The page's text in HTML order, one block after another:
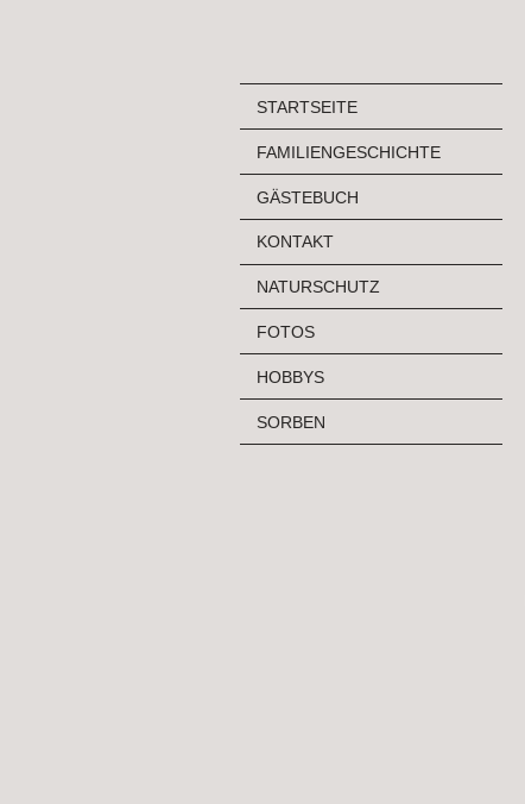
STARTSEITE
FAMILIENGESCHICHTE
GÄSTEBUCH
KONTAKT
NATURSCHUTZ
FOTOS
HOBBYS
SORBEN